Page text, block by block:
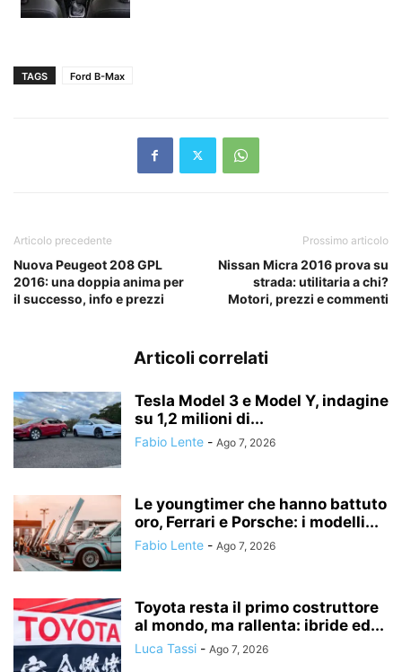
TAGS Ford B-Max
Articolo precedente
Nuova Peugeot 208 GPL
2016: una doppia anima per
il successo, info e prezzi
Prossimo articolo
Nissan Micra 2016 prova su
strada: utilitaria a chi?
Motori, prezzi e commenti
Articoli correlati
Tesla Model 3 e Model Y, indagine
su 1,2 milioni di...
Fabio Lente - Ago 7, 2026
Le youngtimer che hanno battuto
oro, Ferrari e Porsche: i modelli...
Fabio Lente - Ago 7, 2026
Toyota resta il primo costruttore
al mondo, ma rallenta: ibride ed...
Luca Tassi - Ago 7, 2026